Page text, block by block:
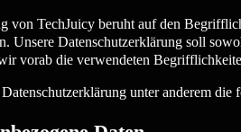
von TechJuicy beruht auf den
Unsere Datenschutzerklärung soll
vorab die verwendeten
unter anderem die